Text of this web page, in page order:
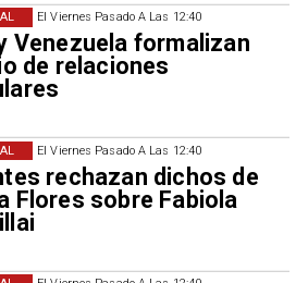
El Viernes Pasado A Las 12:40
Venezuela formalizan
de relaciones
El Viernes Pasado A Las 12:40
rechazan dichos de
Flores sobre Fabiola